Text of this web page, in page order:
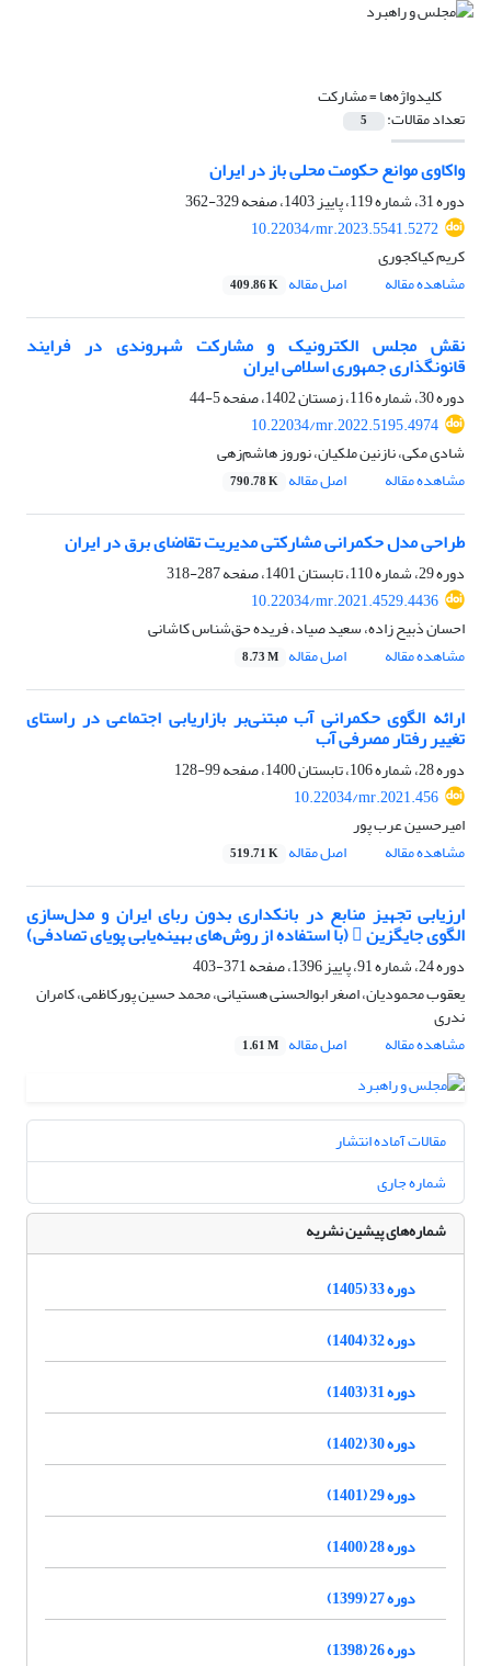
کلیدواژه‌ها =مشارکت
تعداد مقالات: 5
واکاوی موانع حکومت محلی باز در ایران
دوره 31، شماره 119، پاییز 1403، صفحه
329-362
10.22034/mr.2023.5541.5272
کریم کیاکجوری
مشاهده مقاله
اصل مقاله 409.86 K
نقش مجلس الکترونیک و مشارکت شهروندی در فرایند
قانونگذاری جمهوری اسلامی ایران
دوره 30، شماره 116، زمستان 1402، صفحه
5-44
10.22034/mr.2022.5195.4974
شادی مکی، نازنین ملکیان، نوروز هاشم‌زهی
مشاهده مقاله
اصل مقاله 790.78 K
طراحی مدل حکمرانی مشارکتی مدیریت تقاضای برق در ایران
دوره 29، شماره 110، تابستان 1401، صفحه
287-318
10.22034/mr.2021.4529.4436
احسان ذبیح زاده، سعید صیاد، فریده حق‌شناس کاشانی
مشاهده مقاله
اصل مقاله 8.73 M
ارائه الگوی حکمرانی آب مبتنی‌بر بازاریابی اجتماعی در راستای
تغییر رفتار مصرفی آب
دوره 28، شماره 106، تابستان 1400، صفحه
99-128
10.22034/mr.2021.456
امیرحسین عرب پور
مشاهده مقاله
اصل مقاله 519.71 K
ارزیابی تجهیز منابع در بانکداری بدون ربای ایران و مدل‌سازی
الگوی جایگزین  (با استفاده از روش‌های بهینه‌یابی پویای تصادفی)
دوره 24، شماره 91، پاییز 1396، صفحه
371-403
یعقوب محمودیان، اصغر ابوالحسنی هستیانی، محمد حسین پورکاظمی، کامران
ندری
مشاهده مقاله
اصل مقاله 1.61 M
مقالات آماده انتشار
شماره جاری
شماره‌های پیشین نشریه
دوره 33 (1405)
دوره 32 (1404)
دوره 31 (1403)
دوره 30 (1402)
دوره 29 (1401)
دوره 28 (1400)
دوره 27 (1399)
دوره 26 (1398)